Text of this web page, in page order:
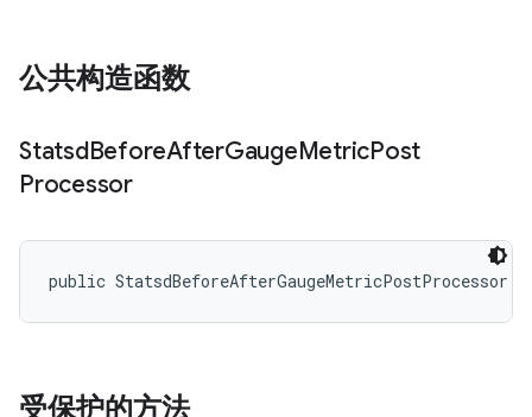
公共构造函数
StatsdBeforeAfterGaugeMetricPost
Processor
public StatsdBeforeAfterGaugeMetricPostProcessor
受保护的方法